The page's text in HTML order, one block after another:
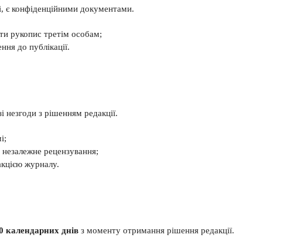
є конфіденційними документами.
рукопис третім особам;
до публікації.
з рішенням редакції.
рецензування;
журналу.
календарних днів з моменту отримання рішення редакції.